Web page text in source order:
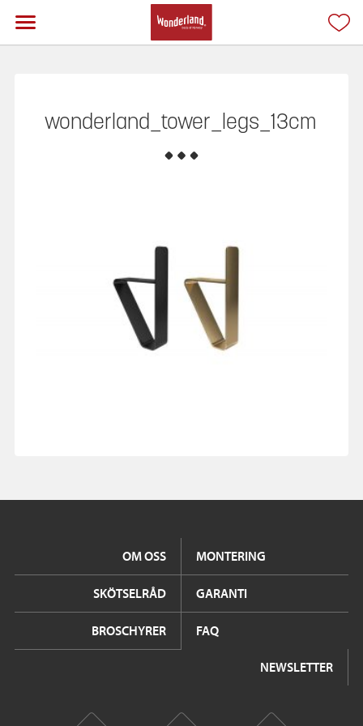
wonderland_tower_legs_13cm
OM OSS MONTERING
SKÖTSELRÅD GARANTI
BROSCHYRER FAQ
NEWSLETTER